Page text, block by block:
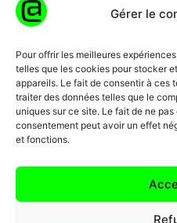
Gérer le
Pour offrir les meilleures
telles que les cookies pour stocker
appareils. Le fait de consentir à ces
traiter des données telles que le
uniques sur ce site. Le fait de ne
consentement peut avoir un effet
et fonctions.
Mentions Légales
Conditions Générales de Vente
Informations Cookies